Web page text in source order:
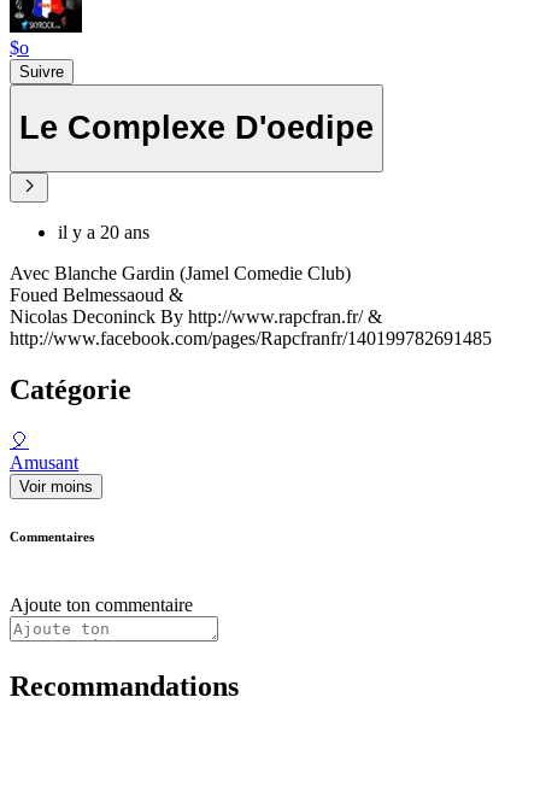
$o
Suivre
Le Complexe D'oedipe
il y a 20 ans
Avec Blanche Gardin (Jamel Comedie Club)
Foued Belmessaoud &
Nicolas Deconinck By http://www.rapcfran.fr/ &
http://www.facebook.com/pages/Rapcfranfr/140199782691485
Catégorie
🎈
Amusant
Voir moins
Commentaires
Ajoute ton commentaire
Recommandations